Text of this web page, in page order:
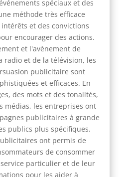
spéciaux et des
méthode très efficace
et des convictions
encourager des actions.
et l'avènement de
radio et de la télévision, les
publicitaire sont
et efficaces. En
des mots et des tonalités,
médias, les entreprises ont
publicitaires à grande
publics plus spécifiques.
ont permis de
de consommer
particulier et de leur
pour les aider à